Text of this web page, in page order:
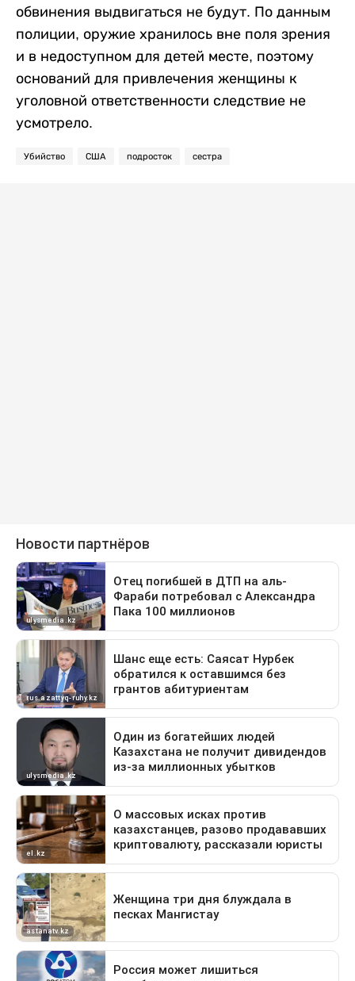
обвинения выдвигаться не будут. По данным
полиции, оружие хранилось вне поля зрения
и в недоступном для детей месте, поэтому
оснований для привлечения женщины к
уголовной ответственности следствие не
усмотрело.
Убийство США подросток сестра